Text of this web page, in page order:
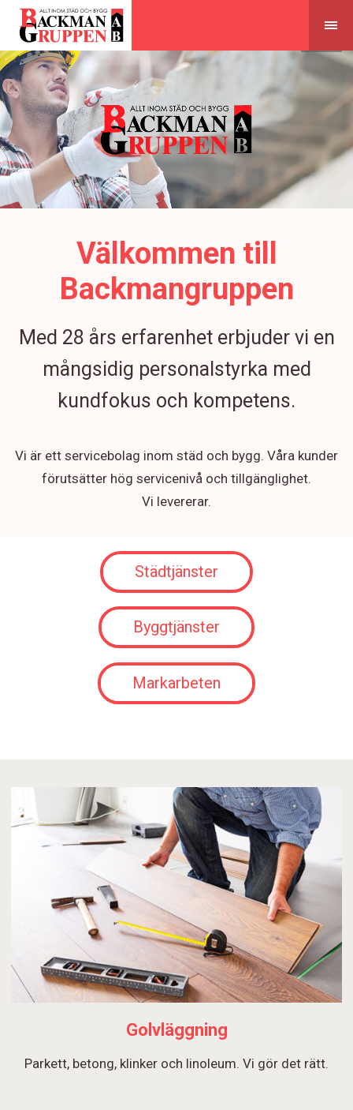
Skip
content
Välkommen till
Backmangruppen
Med 28 års erfarenhet erbjuder vi en
mångsidig personalstyrka med
kundfokus och kompetens.
Vi är ett servicebolag inom städ och bygg. Våra kunder
förutsätter hög servicenivå och tillgänglighet.
Vi levererar.
Städtjänster
Byggtjänster
Markarbeten
Golvläggning
Parkett, betong, klinker och linoleum. Vi gör det rätt.